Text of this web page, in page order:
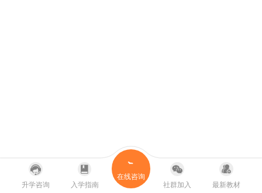
升学咨询 入学指南
在线咨询
社群加入
最新教材